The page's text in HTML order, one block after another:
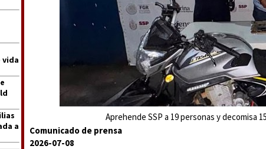
vida
a
Aprehende SSP a 19 personas y decomisa
Comunicado de prensa
2026-07-08